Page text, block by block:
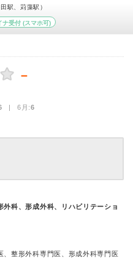
駅、苅藻駅）
ナ受付 (スマホ可)
－
| 6月:6
科、形成外科、リハビリテーショ
整形外科専門医、形成外科専門医